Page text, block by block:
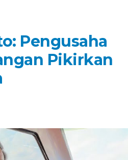
Pengusaha
Pikirkan